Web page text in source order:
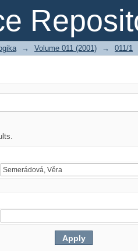
→ Volume 011 (2001) → 011/1